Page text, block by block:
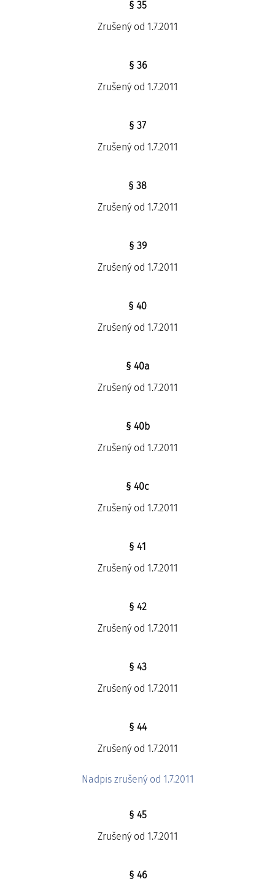
§ 35
Zrušený od 1.7.2011
§ 36
Zrušený od 1.7.2011
§ 37
Zrušený od 1.7.2011
§ 38
Zrušený od 1.7.2011
§ 39
Zrušený od 1.7.2011
§ 40
Zrušený od 1.7.2011
§ 40a
Zrušený od 1.7.2011
§ 40b
Zrušený od 1.7.2011
§ 40c
Zrušený od 1.7.2011
§ 41
Zrušený od 1.7.2011
§ 42
Zrušený od 1.7.2011
§ 43
Zrušený od 1.7.2011
§ 44
Zrušený od 1.7.2011
Nadpis zrušený od 1.7.2011
§ 45
Zrušený od 1.7.2011
§ 46